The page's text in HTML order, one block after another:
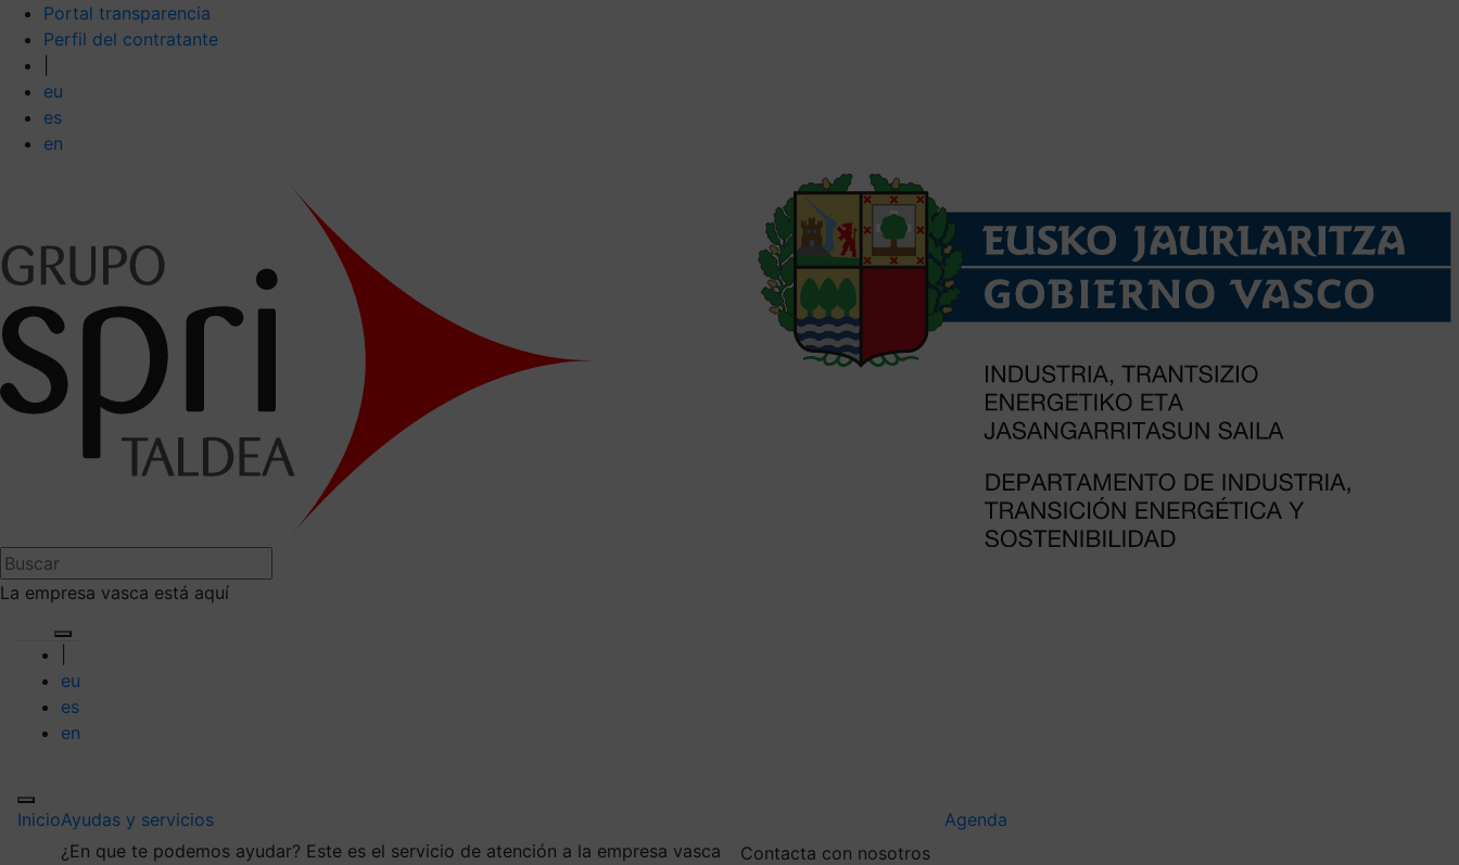
Portal transparencia
Perfil del contratante
eu
es
en
La empresa vasca está aquí
eu
es
en
InicioAyudas y servicios
¿En que te podemos ayudar? Este es el servicio de atención a la empresa vasca
Contacta con nosotros
Agenda